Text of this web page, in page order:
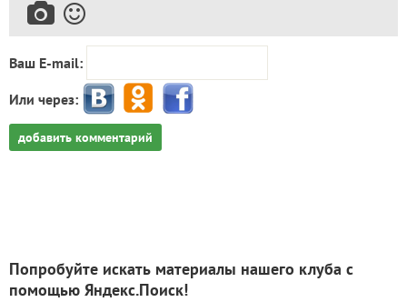
Ваш E-mail:
Или через:
добавить комментарий
Попробуйте искать материалы нашего клуба с
помощью Яндекс.Поиск!